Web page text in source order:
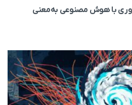
با هوش مصنوعی به‌معنی